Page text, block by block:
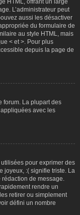
L’administrateur peut
aussi les désactiver
du formulaire de
au style HTML, mais
< et >. Pour plus
depuis la page de
forum. La plupart des
avec les
pour exprimer des
joyeux, :( signifie triste. La
de message.
rendre un
retirer ou simplement
défini un nombre